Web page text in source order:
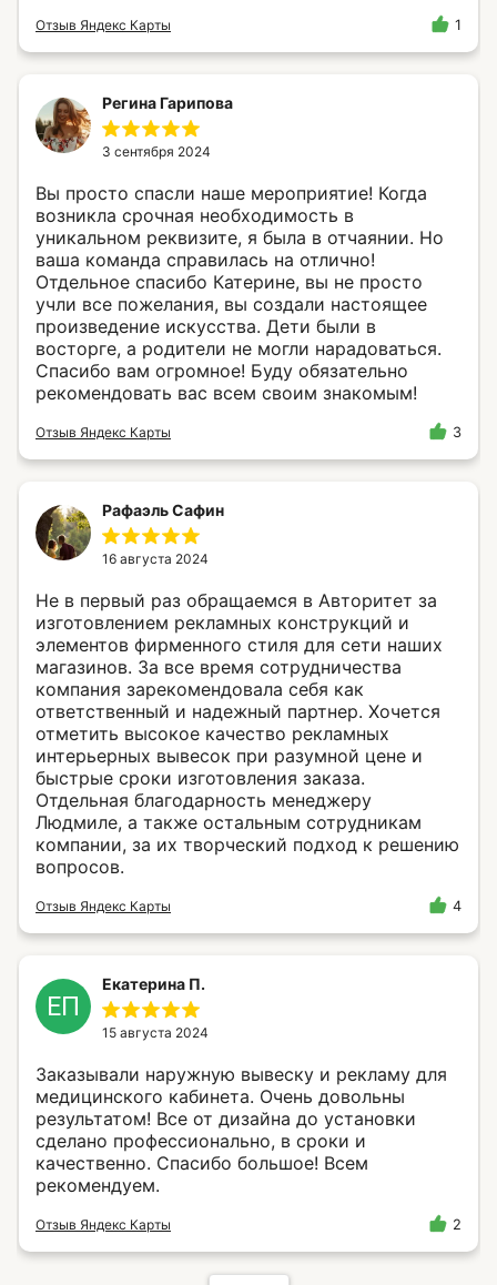
Отзыв Яндекс Карты 1
Регина Гарипова
3 сентября 2024
Вы просто спасли наше мероприятие! Когда
возникла срочная необходимость в
уникальном реквизите, я была в отчаянии. Но
ваша команда справилась на отлично!
Отдельное спасибо Катерине, вы не просто
учли все пожелания, вы создали настоящее
произведение искусства. Дети были в
восторге, а родители не могли нарадоваться.
Спасибо вам огромное! Буду обязательно
рекомендовать вас всем своим знакомым!
Отзыв Яндекс Карты 3
Рафаэль Сафин
16 августа 2024
Не в первый раз обращаемся в Авторитет за
изготовлением рекламных конструкций и
элементов фирменного стиля для сети наших
магазинов. За все время сотрудничества
компания зарекомендовала себя как
ответственный и надежный партнер. Хочется
отметить высокое качество рекламных
интерьерных вывесок при разумной цене и
быстрые сроки изготовления заказа.
Отдельная благодарность менеджеру
Людмиле, а также остальным сотрудникам
компании, за их творческий подход к решению
вопросов.
Отзыв Яндекс Карты 4
ЕП
Екатерина П.
15 августа 2024
Заказывали наружную вывеску и рекламу для
медицинского кабинета. Очень довольны
результатом! Все от дизайна до установки
сделано профессионально, в сроки и
качественно. Спасибо большое! Всем
рекомендуем.
Отзыв Яндекс Карты 2
Карта сайта